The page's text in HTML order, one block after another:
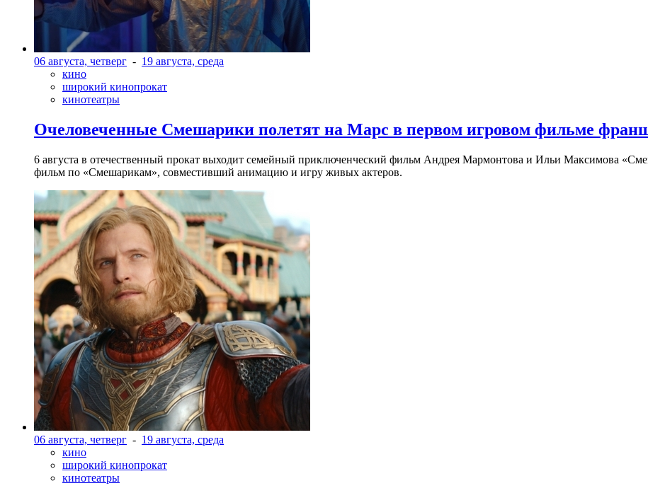
06 августа, четверг - 19 августа, среда
кино
широкий кинопрокат
кинотеатры
Очеловеченные Смешарики полетят на Марс в первом игровом фильме
6 августа в отечественный прокат выходит семейный приключенческий фильм Андрея Мармонтова и Ильи Максимова
фильм по «Смешарикам», совместивший анимацию и игру живых актеров.
06 августа, четверг - 19 августа, среда
кино
широкий кинопрокат
кинотеатры